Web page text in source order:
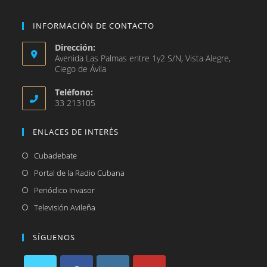
INFORMACIÓN DE CONTACTO
Dirección:
Avenida Las Palmas entre 1y2 S/N, Vista Alegre,
Ciego de Ávila
Teléfono:
33 213105
ENLACES DE INTERÉS
CubadebateSe
abre
nueva
Portal de la Radio Cubana
Periódico InvasorSe
abre
Televisión Avileña
SÍGUENOS